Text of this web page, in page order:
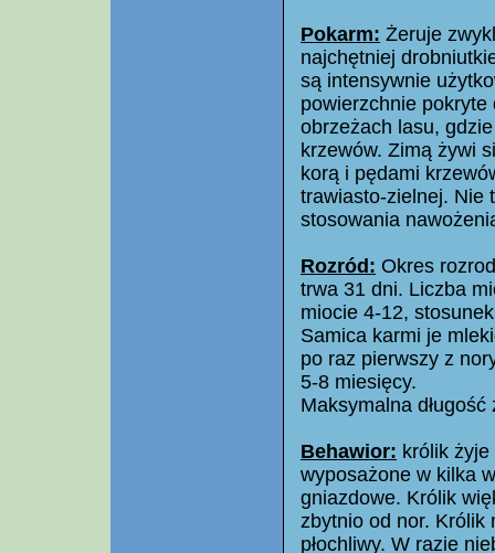
Pokarm: Żeruje
najchętniej
są intensywnie
powierzchnie
obrzeżach lasu,
krzewów. Zimą żywi
korą i pędami
trawiasto-zielnej. Nie
stosowania
Rozród: Okres
trwa 31 dni. Liczba
miocie 4-12,
Samica karmi je
po raz pierwszy z
5-8 miesięcy.
Maksymalna
Behawior: królik żyje
wyposażone w kilka
gniazdowe. Królik
zbytnio od nor. Królik
płochliwy. W razie